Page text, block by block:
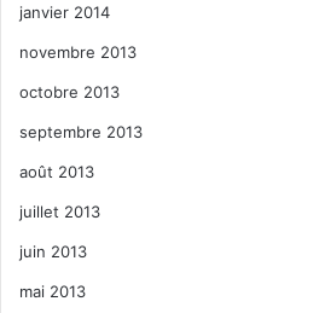
janvier 2014
novembre 2013
octobre 2013
septembre 2013
août 2013
juillet 2013
juin 2013
mai 2013